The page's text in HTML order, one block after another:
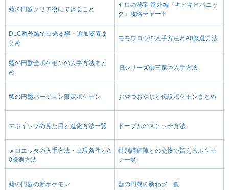
藍の円盤クリア後にできること
ゼロの秘宝 番外編『キビキビパニッ
ク』攻略チャート
DLC番外編で出来る事・追加要素ま
とめ
モモワロウの入手方法とA0厳選方法
藍の円盤全ポケモンの入手方法まと
め
旧シリーズ御三家の入手方法
藍の円盤バージョン限定ポケモン おやつおやじと伝説ポケモンまとめ
マホイップの見た目と進化方法一覧 ドーブルのスケッチ方法
メロエッタの入手方法・出現条件とA
0厳選方法
特別講師陣との交換で貰えるポケモ
ン一覧
藍の円盤の新ポケモン 藍の円盤の新わざ一覧